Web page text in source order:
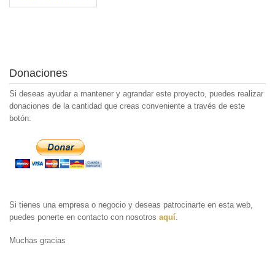
Donaciones
Si deseas ayudar a mantener y agrandar este proyecto, puedes realizar
donaciones de la cantidad que creas conveniente a través de este
botón:
Si tienes una empresa o negocio y deseas patrocinarte en esta web,
puedes ponerte en contacto con nosotros aquí
Muchas gracias